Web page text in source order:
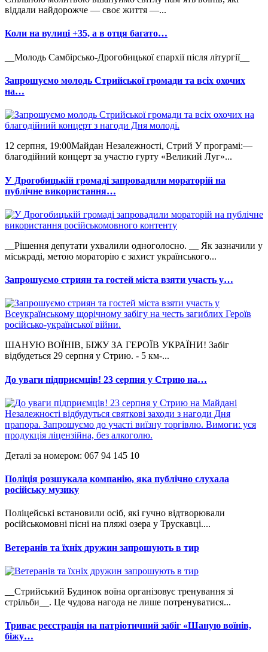
віддали найдорожче — своє життя —...
Коли на вулиці +35, а в отця багато…
__Молодь Самбірсько-Дрогобицької єпархії після літургії__
Запрошуємо молодь Стрийської громади та всіх охочих
на…
12 серпня, 19:00Майдан Незалежності, Стрий У програмі:—
благодійний концерт за участю гурту «Великий Луг»...
У Дрогобицькій громаді запровадили мораторій на
публічне використання…
__Рішення депутати ухвалили одноголосно. __ Як зазначили у
міськраді, метою мораторію є захист українського...
Запрошуємо стриян та гостей міста взяти участь у…
ШАНУЮ ВОЇНІВ, БІЖУ ЗА ГЕРОЇВ УКРАЇНИ! Забіг
відбудеться 29 серпня у Стрию. - 5 км-...
До уваги підприємців! 23 серпня у Стрию на…
Деталі за номером: 067 94 145 10
Поліція розшукала компанію, яка публічно слухала
російську музику
Поліцейські встановили осіб, які гучно відтворювали
російськомовні пісні на пляжі озера у Трускавці....
Ветеранів та їхніх дружин запрошують в тир
__Стрийський Будинок воїна організовує тренування зі
стрільби__. Це чудова нагода не лише потренуватися...
Триває реєстрація на патріотичний забіг «Шаную воїнів,
біжу…